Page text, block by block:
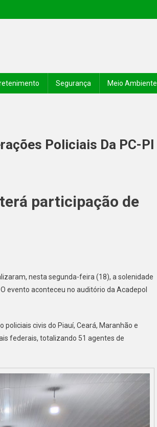
Segurança Meio Ambiente
Policiais Da PC-PI
participação de
nesta segunda-feira (18), a solenidade
evento aconteceu no auditório da Acadepol
policiais civis do Piauí, Ceará, Maranhão e
federais, totalizando 51 agentes de